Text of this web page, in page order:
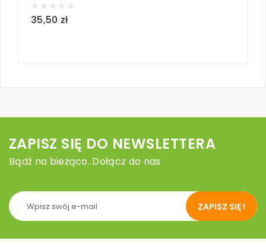
35,50 zł
ZAPISZ SIĘ DO NEWSLETTERA
Bądź na bieżąco. Dołącz do nas
ZAPISZ SIĘ !